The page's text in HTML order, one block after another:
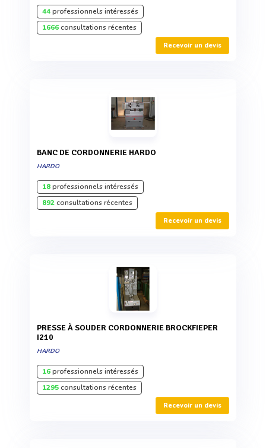
44professionnels intéressés
1666consultations récentes
Recevoir un devis
BANC DE CORDONNERIE HARDO
HARDO
18professionnels intéressés
892consultations récentes
Recevoir un devis
PRESSE À SOUDER CORDONNERIE BROCKFIEPER
I210
HARDO
16professionnels intéressés
1295consultations récentes
Recevoir un devis